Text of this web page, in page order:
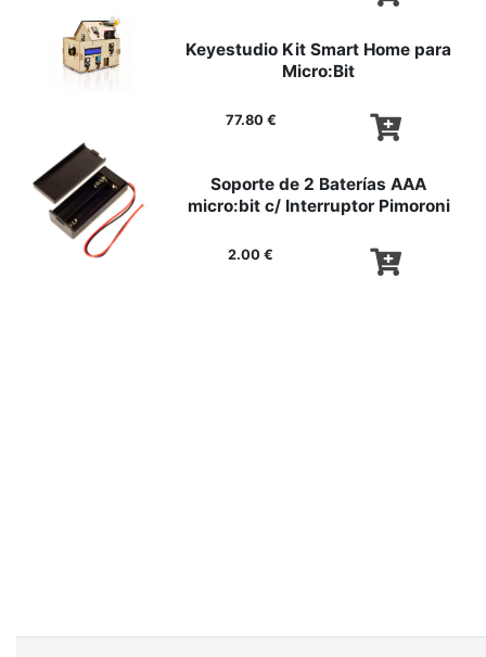
Keyestudio Kit Smart Home para
Micro:Bit
77.80 €
Soporte de 2 Baterías AAA
micro:bit c/ Interruptor Pimoroni
2.00 €